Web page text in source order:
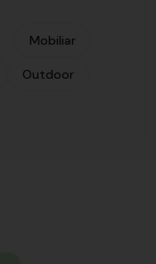
Mobiliar
Outdoor